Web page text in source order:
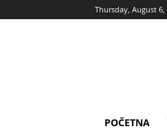
Thursday, August 6,
POČETNA